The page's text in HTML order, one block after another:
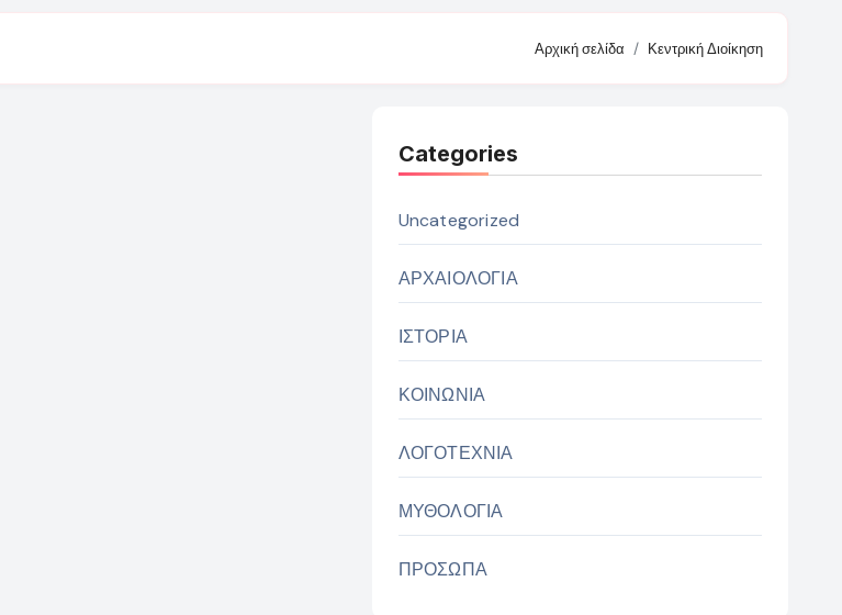
Αρχική σελίδα Κεντρική Διοίκηση
Categories
Uncategorized
ΑΡΧΑΙΟΛΟΓΙΑ
ΙΣΤΟΡΙΑ
ΚΟΙΝΩΝΙΑ
ΛΟΓΟΤΕΧΝΙΑ
ΜΥΘΟΛΟΓΙΑ
ΠΡΟΣΩΠΑ